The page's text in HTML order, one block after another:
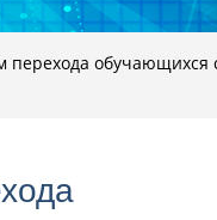
перехода обучающихся